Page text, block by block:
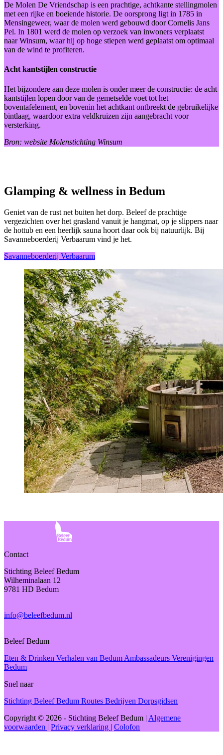
De Molen De Vriendschap is een prachtige, achtkante stellingmolen
met een rijke en boeiende historie. De oorsprong ligt in 1785 in
Mensingeweer, waar de molen werd gebouwd door Cornelis Jans
Pel. In 1801 werd de molen op verzoek van inwoners verplaatst
naar Winsum, waar hij op hoge stiepen werd geplaatst om optimaal
van de wind te profiteren.
Acht kantstijlen constructie
Het bijzondere aan deze molen is onder meer de constructie: de acht
kantstijlen lopen door van de gemetselde voet tot het
boventafelement, en bovenin het achtkant ontbreekt de gebruikelijke
bintlaag, waardoor extra veldkruizen zijn aangebracht voor
versterking.
Bron: website Molenstichting Winsum
Glamping & wellness in Bedum
Geniet van de rust net buiten het dorp. Beleef de prachtige
vergezichten over het grasland vanuit je hangmat, op je slippers naar
de hottub en een heerlijk sauna hoort daar ook bij natuurlijk. Bij
Savanneboerderij Verbaarum vind je het.
Savanneboerderij Verbaarum
Contact
Stichting Beleef Bedum
Wilheminalaan 12
9781 HD Bedum
info@beleefbedum.nl
Beleef Bedum
Eten & Drinken Verhalen van Bedum Ambassadeurs Verenigingen
Bedum
Snel naar
Stichting Beleef Bedum Routes Bedrijven Dorpsgidsen
Copyright © 2026 - Stichting Beleef Bedum | Algemene
voorwaarden | Privacy verklaring | Colofon